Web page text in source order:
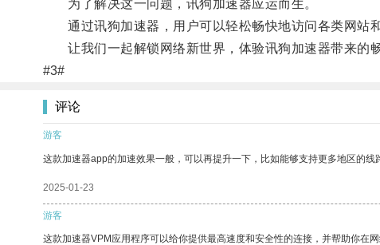
为了解决这一问题，讯狗加速器应运而生。
通过讯狗加速器，用户可以轻松畅快地访问各类网站和
让我们一起解锁网络新世界，体验讯狗加速器带来的畅
#3#
评论
游客
这款加速器app的加速效果一般，可以再提升一下，比如能够支持更多地区的线
2025-01-23
游客
这款加速器VPM应用程序可以给你提供最高速度和安全性的连接，并帮助你在网